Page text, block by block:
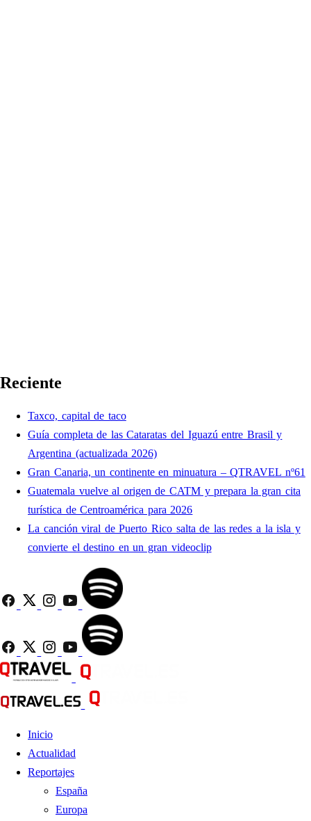
Reciente
Taxco, capital de taco
Guía completa de las Cataratas del Iguazú entre Brasil y
Argentina (actualizada 2026)
Gran Canaria, un continente en minuatura – QTRAVEL nº61
Guatemala vuelve al origen de CATM y prepara la gran cita
turística de Centroamérica para 2026
La canción viral de Puerto Rico salta de las redes a la isla y
convierte el destino en un gran videoclip
Inicio
Actualidad
Reportajes
España
Europa